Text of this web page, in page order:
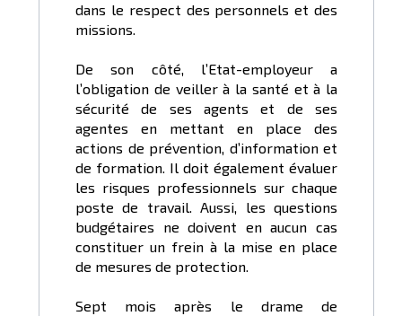
dans le respect des personnels et des
missions.
De son côté, l’Etat-employeur a
l’obligation de veiller à la santé et à la
sécurité de ses agents et de ses
agentes en mettant en place des
actions de prévention, d’information et
de formation. Il doit également évaluer
les risques professionnels sur chaque
poste de travail. Aussi, les questions
budgétaires ne doivent en aucun cas
constituer un frein à la mise en place
de mesures de protection.
Sept mois après le drame de